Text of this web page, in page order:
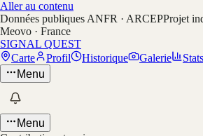
Aller au contenu
Données publiques ANFR · ARCEPProjet
Meovo · France
SIGNAL QUEST
Carte
Profil Historique Galerie Stats
Menu
Menu